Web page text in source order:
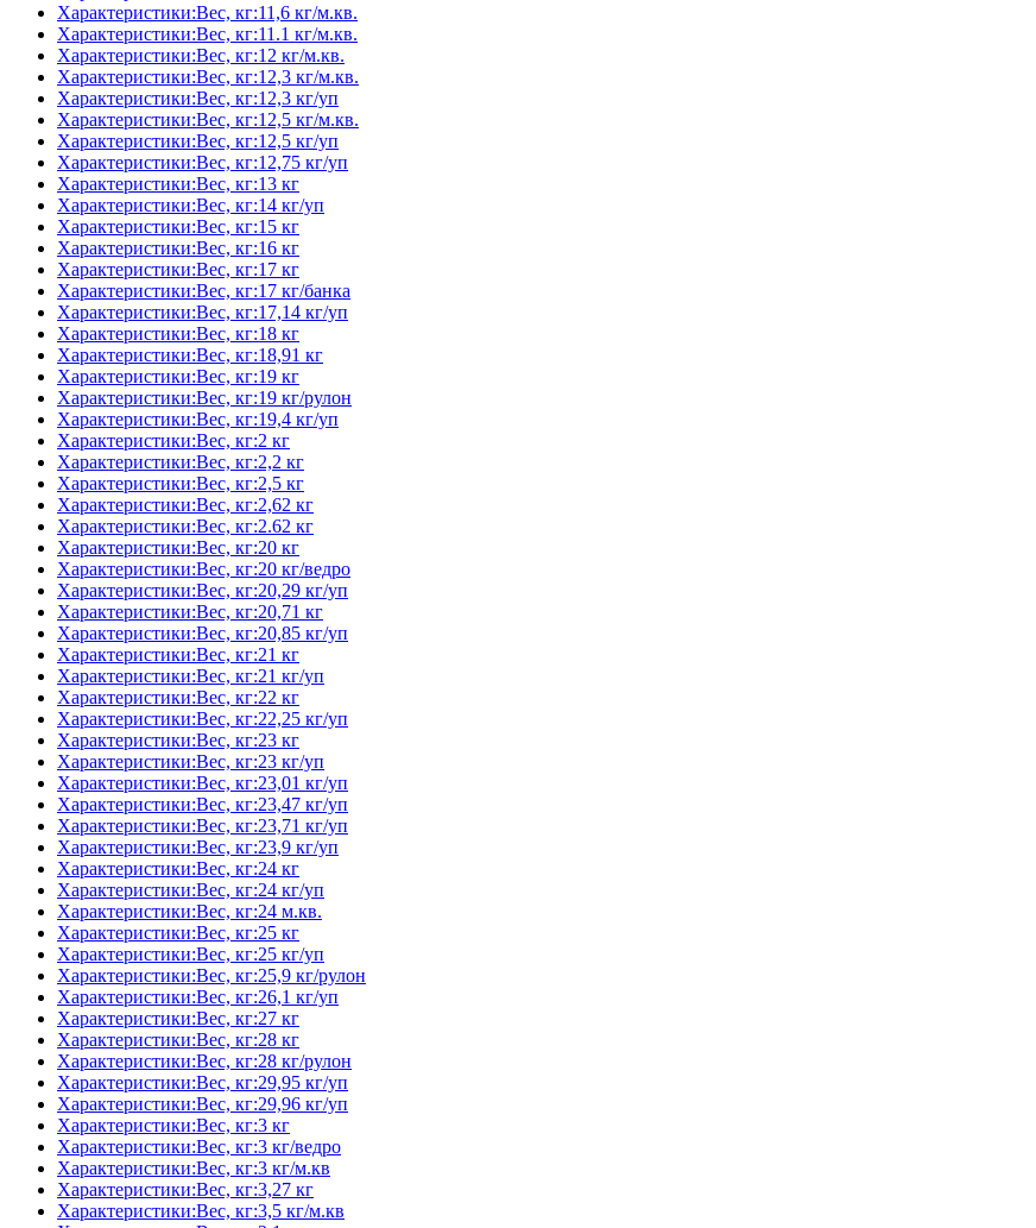
Характеристики:Вес, кг:11,6 кг/м.кв.
Характеристики:Вес, кг:11.1 кг/м.кв.
Характеристики:Вес, кг:12 кг/м.кв.
Характеристики:Вес, кг:12,3 кг/м.кв.
Характеристики:Вес, кг:12,3 кг/уп
Характеристики:Вес, кг:12,5 кг/м.кв.
Характеристики:Вес, кг:12,5 кг/уп
Характеристики:Вес, кг:12,75 кг/уп
Характеристики:Вес, кг:13 кг
Характеристики:Вес, кг:14 кг/уп
Характеристики:Вес, кг:15 кг
Характеристики:Вес, кг:16 кг
Характеристики:Вес, кг:17 кг
Характеристики:Вес, кг:17 кг/банка
Характеристики:Вес, кг:17,14 кг/уп
Характеристики:Вес, кг:18 кг
Характеристики:Вес, кг:18,91 кг
Характеристики:Вес, кг:19 кг
Характеристики:Вес, кг:19 кг/рулон
Характеристики:Вес, кг:19,4 кг/уп
Характеристики:Вес, кг:2 кг
Характеристики:Вес, кг:2,2 кг
Характеристики:Вес, кг:2,5 кг
Характеристики:Вес, кг:2,62 кг
Характеристики:Вес, кг:2.62 кг
Характеристики:Вес, кг:20 кг
Характеристики:Вес, кг:20 кг/ведро
Характеристики:Вес, кг:20,29 кг/уп
Характеристики:Вес, кг:20,71 кг
Характеристики:Вес, кг:20,85 кг/уп
Характеристики:Вес, кг:21 кг
Характеристики:Вес, кг:21 кг/уп
Характеристики:Вес, кг:22 кг
Характеристики:Вес, кг:22,25 кг/уп
Характеристики:Вес, кг:23 кг
Характеристики:Вес, кг:23 кг/уп
Характеристики:Вес, кг:23,01 кг/уп
Характеристики:Вес, кг:23,47 кг/уп
Характеристики:Вес, кг:23,71 кг/уп
Характеристики:Вес, кг:23,9 кг/уп
Характеристики:Вес, кг:24 кг
Характеристики:Вес, кг:24 кг/уп
Характеристики:Вес, кг:24 м.кв.
Характеристики:Вес, кг:25 кг
Характеристики:Вес, кг:25 кг/уп
Характеристики:Вес, кг:25,9 кг/рулон
Характеристики:Вес, кг:26,1 кг/уп
Характеристики:Вес, кг:27 кг
Характеристики:Вес, кг:28 кг
Характеристики:Вес, кг:28 кг/рулон
Характеристики:Вес, кг:29,95 кг/уп
Характеристики:Вес, кг:29,96 кг/уп
Характеристики:Вес, кг:3 кг
Характеристики:Вес, кг:3 кг/ведро
Характеристики:Вес, кг:3 кг/м.кв
Характеристики:Вес, кг:3,27 кг
Характеристики:Вес, кг:3,5 кг/м.кв